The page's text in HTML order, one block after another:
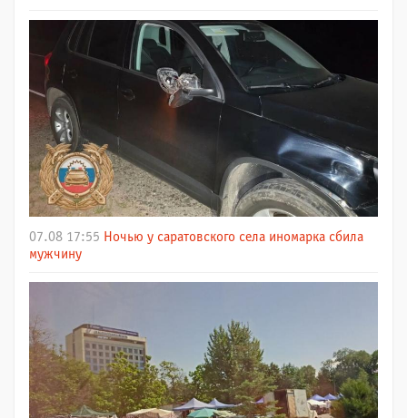
07.08 17:55 Ночью у саратовского села иномарка сбила
мужчину